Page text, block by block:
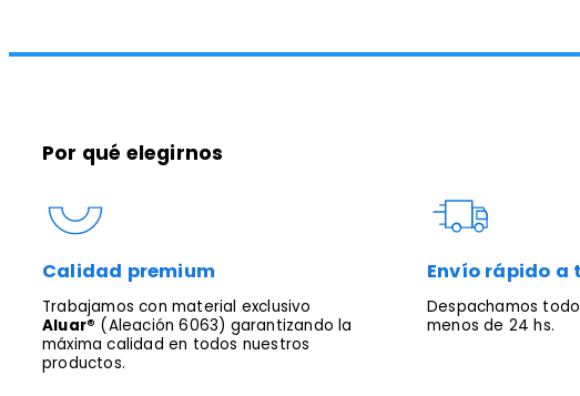
Por qué elegirnos
Calidad premium
Trabajamos con material exclusivo
Aluar® (Aleación 6063) garantizando la
máxima calidad en todos nuestros
productos.
Envío rápido a
Despachamos
menos de 24 hs.